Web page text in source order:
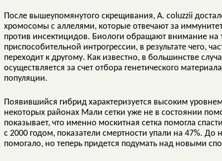
После вышеупомянутого скрещивания, A. coluzzii
хромосомы с аллелями, которые отвечают за
против инсектицидов. Биологи обращают внимание на
приспособительной интрогрессии, в результате чего,
переходит к другому. Как известно, в большинстве
осуществляется за счет отбора генетического
популяции.
Появившийся гибрид характеризуется высоким
некоторых районах Мали сетки уже не в состоянии
показывает, что именно москитная сетка помогла
с 2000 годом, показатели смертности упали на 47%.
помогало, но теперь придется подумать над новыми